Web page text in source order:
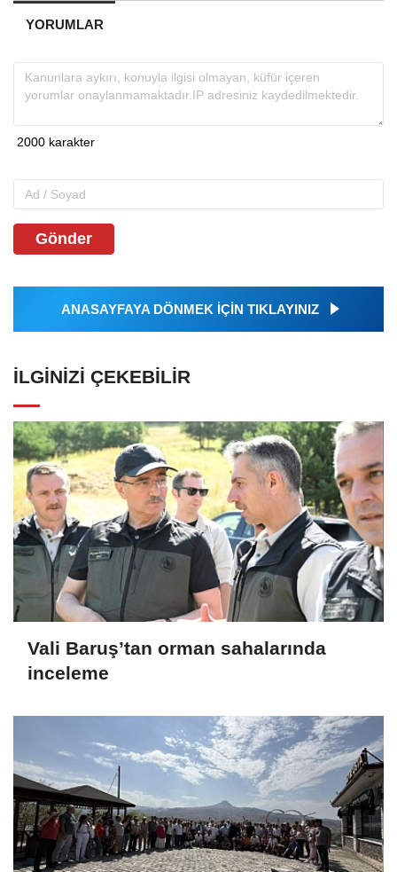
YORUMLAR
Gönder
ANASAYFAYA DÖNMEK İÇİN TIKLAYINIZ
İLGINIZI ÇEKEBILIR
Vali Baruş’tan orman sahalarında
inceleme